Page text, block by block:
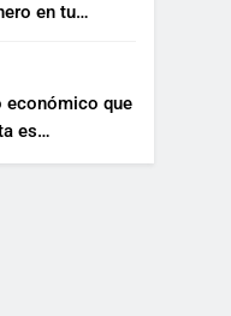
en tu
económico que
es